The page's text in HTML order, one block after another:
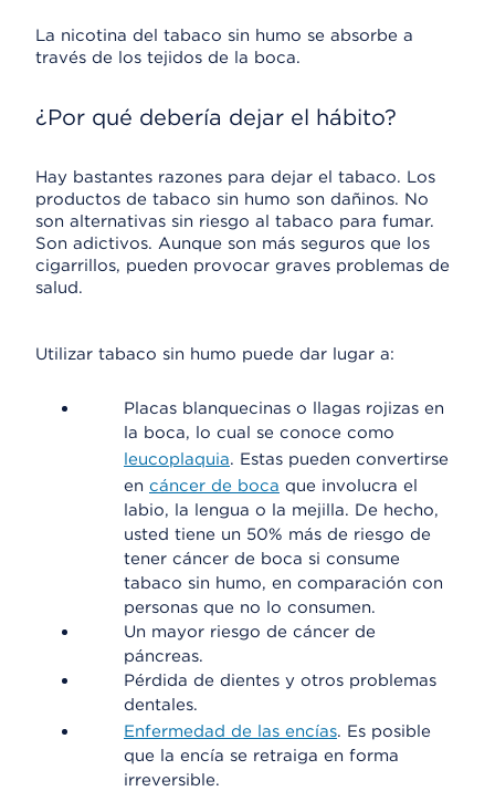
La nicotina del tabaco sin humo se absorbe a
través de los tejidos de la boca.
¿Por qué debería dejar el hábito?
Hay bastantes razones para dejar el tabaco. Los
productos de tabaco sin humo son dañinos. No
son alternativas sin riesgo al tabaco para fumar.
Son adictivos. Aunque son más seguros que los
cigarrillos, pueden provocar graves problemas de
salud.
Utilizar tabaco sin humo puede dar lugar a:
Placas blanquecinas o llagas rojizas en
la boca, lo cual se conoce como
leucoplaquia. Estas pueden convertirse
en cáncer de boca que involucra el
labio, la lengua o la mejilla. De hecho,
usted tiene un 50% más de riesgo de
tener cáncer de boca si consume
tabaco sin humo, en comparación con
personas que no lo consumen.
Un mayor riesgo de cáncer de
páncreas.
Pérdida de dientes y otros problemas
dentales.
Enfermedad de las encías. Es posible
que la encía se retraiga en forma
irreversible.